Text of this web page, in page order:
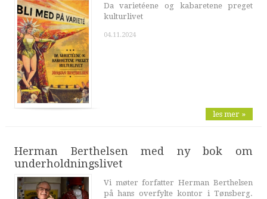
Da varietéene og kabaretene preget
kulturlivet
04.11.2024
les mer »
Herman Berthelsen med ny bok om
underholdningslivet
Vi møter forfatter Herman Berthelsen
på hans overfylte kontor i Tønsberg.